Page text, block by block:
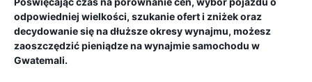
odpowiedniej wielkości, szukanie ofert i zniżek oraz
decydowanie się na dłuższe okresy wynajmu, możesz
zaoszczędzić pieniądze na wynajmie samochodu w
Gwatemali.